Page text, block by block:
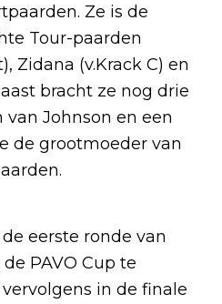
Ze is de
Tour-paarden
Zidana (v.Krack C) en
bracht ze nog drie
Johnson en een
de grootmoeder van
eerste ronde van
PAVO Cup te
in de finale